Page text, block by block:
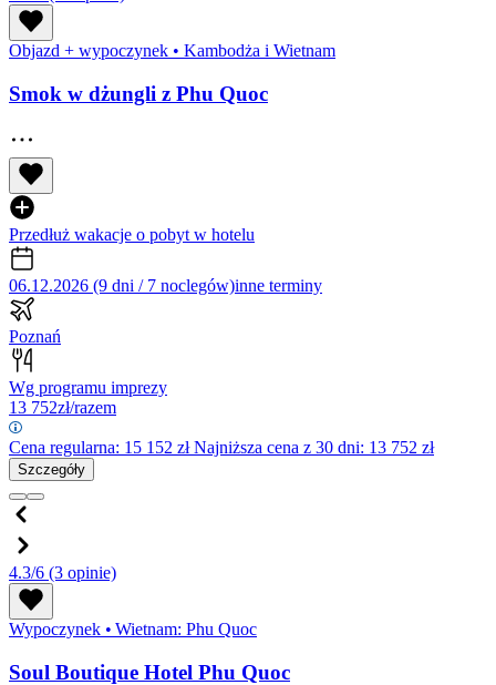
Objazd + wypoczynek • Kambodża i Wietnam
Smok w dżungli z Phu Quoc
Przedłuż wakacje o pobyt w hotelu
06.12.2026 (9 dni / 7 noclegów)inne terminy
Poznań
Wg programu imprezy
13 752zł/razem
Cena regularna: 15 152 złNajniższa cena z 30 dni: 13 752 zł
Szczegóły
4.3/6 (3 opinie)
Wypoczynek • Wietnam: Phu Quoc
Soul Boutique Hotel Phu Quoc